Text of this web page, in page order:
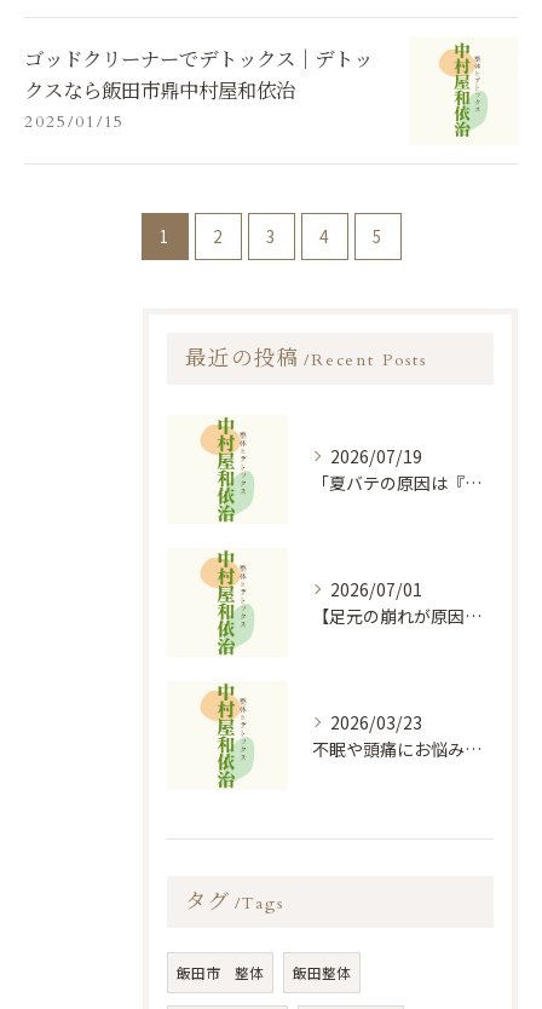
ゴッドクリーナーでデトックス｜デトッ
クスなら飯田市鼎中村屋和依治
2025/01/15
1 2 3 4 5
最近の投稿 Recent Posts
2026/07/19
「夏バテの原因は『心』の消耗？陰陽五行説に基づく食事と過ごし方のコツ」
2026/07/01
【足元の崩れが原因？】膝痛・股関節痛を根本から和らげる「オイルフットケア×整体」の秘密
2026/03/23
不眠や頭痛にお悩みの方必見！！｜お悩み改善なら中村屋和依治
タグ Tags
飯田市 整体 飯田整体